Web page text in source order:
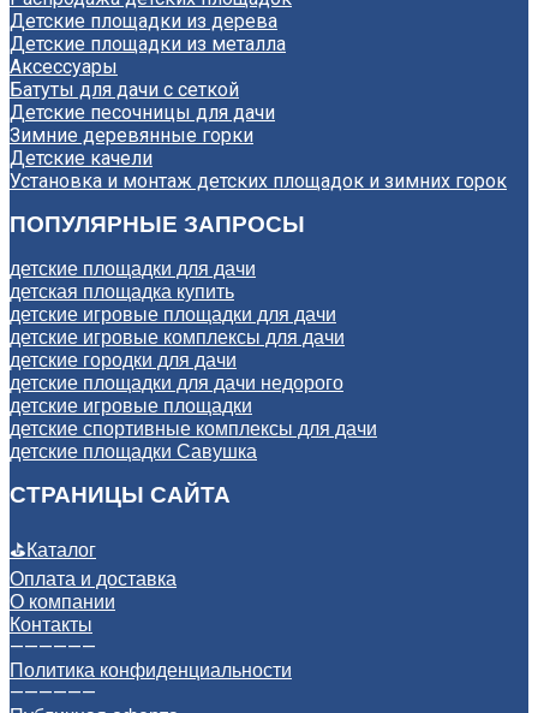
Детские площадки из дерева
Детские площадки из металла
Аксессуары
Батуты для дачи с сеткой
Детские песочницы для дачи
Зимние деревянные горки
Детские качели
Установка и монтаж детских площадок и зимних горок
ПОПУЛЯРНЫЕ ЗАПРОСЫ
детские площадки для дачи
детская площадка купить
детские игровые площадки для дачи
детские игровые комплексы для дачи
детские городки для дачи
детские площадки для дачи недорого
детские игровые площадки
детские спортивные комплексы для дачи
детские площадки Савушка
СТРАНИЦЫ САЙТА
⛳Каталог
Оплата и доставка
О компании
Контакты
——————
Политика конфиденциальности
——————